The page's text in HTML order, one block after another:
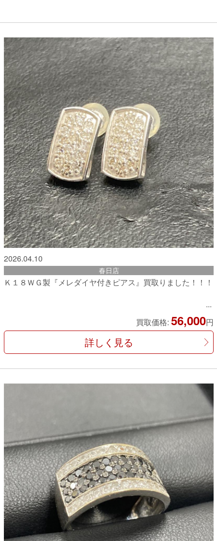
2026.04.10
春日店
Ｋ１８ＷＧ製『メレダイヤ付きピアス』買取りました！！！
買取価格: 56,000円
詳しく見る